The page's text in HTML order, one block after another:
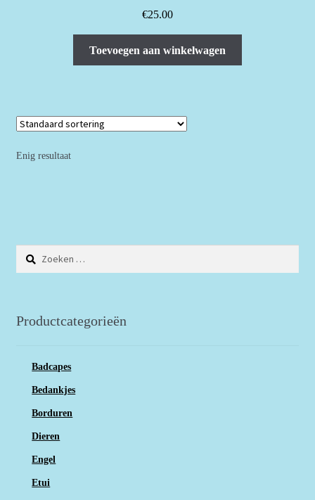
€25.00
Toevoegen aan winkelwagen
Enig resultaat
Zoeken
naar:
Productcategorieën
Badcapes
Bedankjes
Borduren
Dieren
Engel
Etui